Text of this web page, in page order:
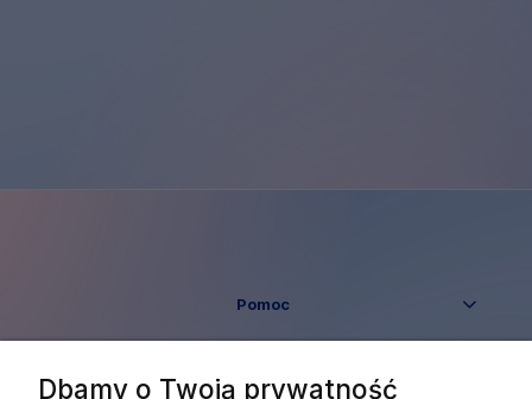
Pomoc
Dbamy o Twoją prywatność